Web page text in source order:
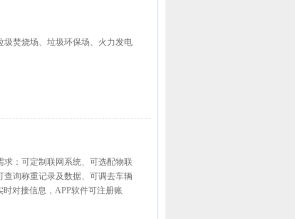
焚烧场、垃圾环保场、火力发电
：可定制联网系统、可选配物联
查询称重记录及数据、可调去车辆
对接信息，APP软件可注册账